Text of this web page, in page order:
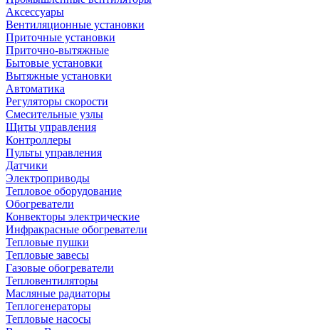
Аксессуары
Вентиляционные установки
Приточные установки
Приточно-вытяжные
Бытовые установки
Вытяжные установки
Автоматика
Регуляторы скорости
Смесительные узлы
Щиты управления
Контроллеры
Пульты управления
Датчики
Электроприводы
Тепловое оборудование
Обогреватели
Конвекторы электрические
Инфракрасные обогреватели
Тепловые пушки
Тепловые завесы
Газовые обогреватели
Тепловентиляторы
Масляные радиаторы
Теплогенераторы
Тепловые насосы